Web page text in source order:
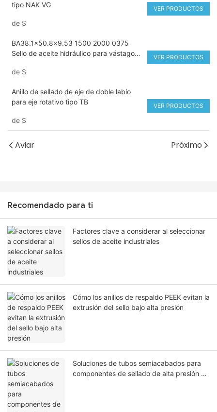
tipo NAK VG
de $
VER PRODUCTOS
BA38.1x50.8x9.53 1500 2000 0375
Sello de aceite hidráulico para vástago
de $
VER PRODUCTOS
Anillo de sellado de eje de doble labio
para eje rotativo tipo TB
de $
VER PRODUCTOS
Aviar Próximo
Recomendado para ti
Factores clave a considerar al seleccionar
sellos de aceite industriales
Cómo los anillos de respaldo PEEK evitan la
extrusión del sello bajo alta presión
Soluciones de tubos semiacabados para
componentes de sellado de alta presión en